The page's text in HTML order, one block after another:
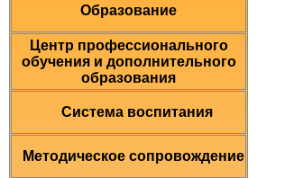
Образование
Центр профессионального
обучения и дополнительного
образования
Система воспитания
Методическое сопровождение